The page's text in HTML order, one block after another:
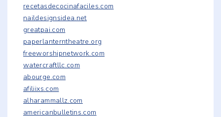
recetasdecocinafaciles.com
naildesignsidea.net
greatpai.com
paperlanterntheatre.org
freeworshipnetwork.com
watercraftllc.com
abourge.com
afiliixs.com
alharammallz.com
americanbulletins.com